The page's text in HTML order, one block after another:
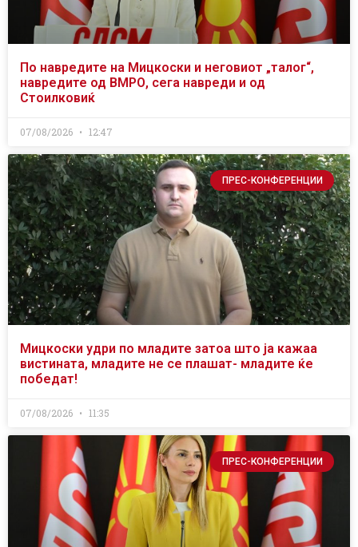
По навредите на Мицкоски и неговиот „талог“,
навредите од ВМРО, сега навреди и од
Стоилковиќ
07/08/2026 12:47
ПРЕС-КОНФЕРЕНЦИИ
Мицкоски удри по младите затоа што ја кажаа
вистината, младите не се плашат- младите ќе
победат!
07/08/2026 11:35
ПРЕС-КОНФЕРЕНЦИИ